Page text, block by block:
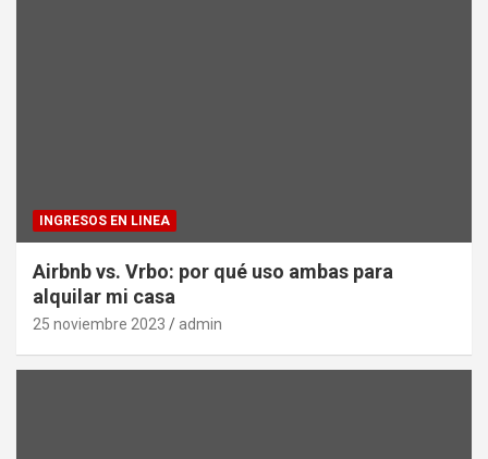
INGRESOS EN LINEA
Airbnb vs. Vrbo: por qué uso ambas para
alquilar mi casa
25 noviembre 2023 admin